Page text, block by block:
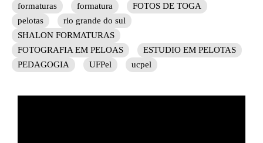
formaturas formatura
FOTOS DE TOGA
pelotas
rio grande do sul
SHALON FORMATURAS
FOTOGRAFIA EM PELOAS
ESTUDIO EM PELOTAS
PEDAGOGIA
UFPel ucpel